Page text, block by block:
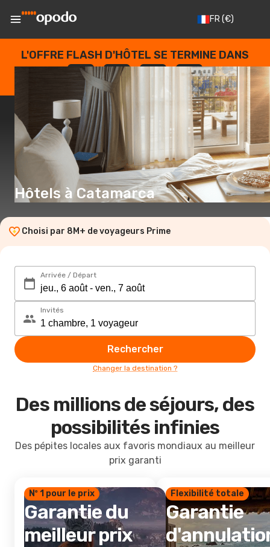
FR(€)
L'OFFRE FLASH D'HÔTEL SE TERMINE DANS
--
JOURS
: --
HEURES
: --
SECONDES
Hôtels à Catamarca
Choisi par 8M+ de voyageurs Prime
Arrivée / Départ
Invités
Rechercher
Changer la destination ?
Des millions de séjours, des
possibilités infinies
Des pépites locales aux favoris mondiaux au meilleur
prix garanti
Nº 1 pour le prix
Garantie du
meilleur prix
Flexibilité totale
Garantie